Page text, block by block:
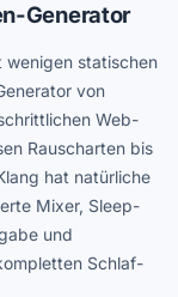
Generator
wenigen statischen
von
Web-
Rauscharten bis
hat natürliche
Mixer, Sleep-
und
Schlaf-